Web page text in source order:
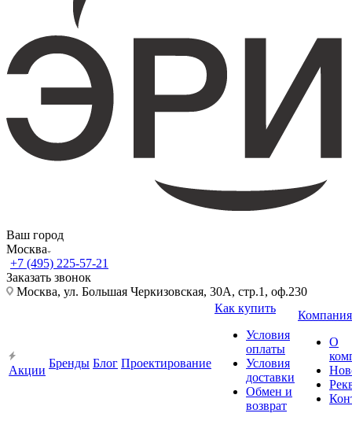
Ваш город
Москва
+7 (495) 225-57-21
Заказать звонок
Москва, ул. Большая Черкизовская, 30А, стр.1, оф.230
Акции
Бренды Блог Проектирование
Как купить
Условия
оплаты
Условия
доставки
Обмен и
возврат
Компания
О